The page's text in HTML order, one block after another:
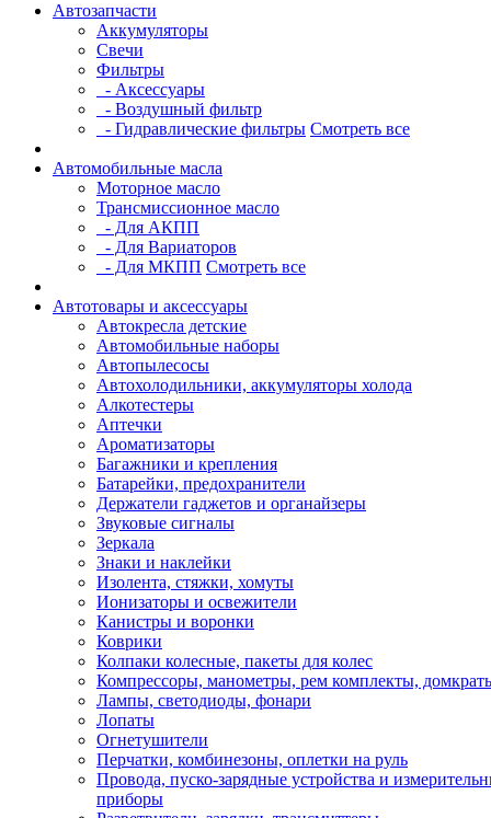
Автозапчасти
Аккумуляторы
Свечи
Фильтры
- Аксессуары
- Воздушный фильтр
- Гидравлические фильтры Смотреть все
Автомобильные масла
Моторное масло
Трансмиссионное масло
- Для АКПП
- Для Вариаторов
- Для МКПП Смотреть все
Автотовары и аксессуары
Автокресла детские
Автомобильные наборы
Автопылесосы
Автохолодильники, аккумуляторы холода
Алкотестеры
Аптечки
Ароматизаторы
Багажники и крепления
Батарейки, предохранители
Держатели гаджетов и органайзеры
Звуковые сигналы
Зеркала
Знаки и наклейки
Изолента, стяжки, хомуты
Ионизаторы и освежители
Канистры и воронки
Коврики
Колпаки колесные, пакеты для колес
Компрессоры, манометры, рем комплекты,
Лампы, светодиоды, фонари
Лопаты
Огнетушители
Перчатки, комбинезоны, оплетки на руль
Провода, пуско-зарядные устройства и
приборы